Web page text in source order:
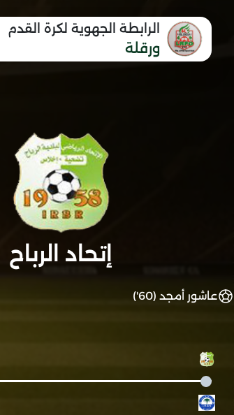
الرابطة الجهوية لكرة القدم
ورقلة
إتحاد الرباح
عاشور أمجد (60')